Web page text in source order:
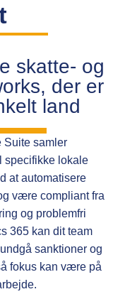
skatte- og
der er
land
Suite samler
specifikke lokale
at automatisere
være compliant fra
og problemfri
365 kan dit team
sanktioner og
fokus kan være på